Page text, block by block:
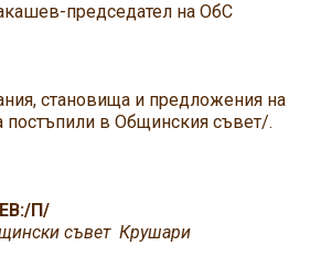
председател на ОбС
становища и предложения на
в Общинския съвет/.
П/
съвет Крушари